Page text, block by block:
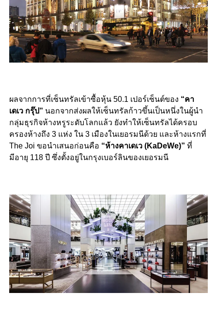
ผลจากการที่เซ็นทรัลเข้าซื้อหุ้น 50.1 เปอร์เซ็นต์ของ “คา
เดเว กรุ๊ป” นอกจากส่งผลให้เซ็นทรัลก้าวขึ้นเป็นหนึ่งในผู้นำ
กลุ่มธุรกิจห้างหรูระดับโลกแล้ว ยังทำให้เซ็นทรัลได้ครอบ
ครองห้างถึง 3 แห่ง ใน 3 เมืองในเยอรมนีด้วย และห้างแรกที่
The Joi ขอนำเสนอก่อนคือ “ห้างคาเดเว (KaDeWe)” ที่
มีอายุ 118 ปี ซึ่งตั้งอยู่ในกรุงเบอร์ลินของเยอรมนี